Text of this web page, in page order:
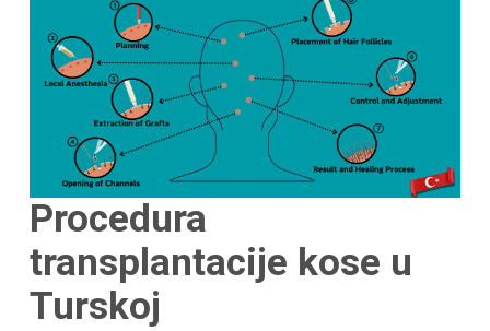
Procedura
transplantacije kose u
Turskoj